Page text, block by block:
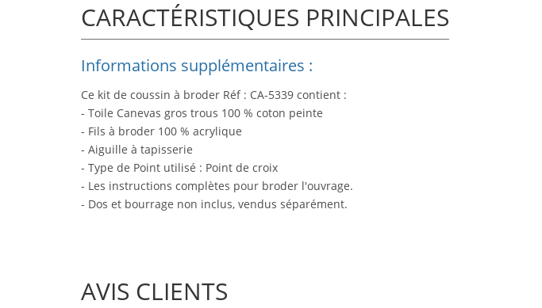
CARACTÉRISTIQUES PRINCIPALES
Informations supplémentaires :
Ce kit de coussin à broder Réf : CA-5339 contient :
- Toile Canevas gros trous 100 % coton peinte
- Fils à broder 100 % acrylique
- Aiguille à tapisserie
- Type de Point utilisé : Point de croix
- Les instructions complètes pour broder l'ouvrage.
- Dos et bourrage non inclus, vendus séparément.
AVIS CLIENTS